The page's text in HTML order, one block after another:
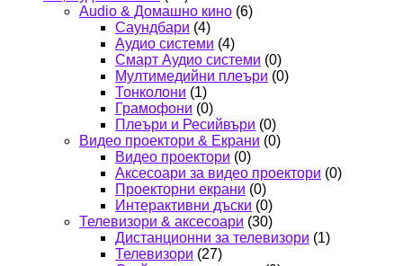
Audio & Домашно кино (6)
Саундбари (4)
Аудио системи (4)
Смарт Аудио системи (0)
Мултимедийни плеъри (0)
Тонколони (1)
Грамофони (0)
Плеъри и Ресийвъри (0)
Видео проектори & Екрани (0)
Видео проектори (0)
Аксесоари за видео проектори (0)
Проекторни екрани (0)
Интерактивни дъски (0)
Телевизори & аксесоари (30)
Дистанционни за телевизори (1)
Телевизори (27)